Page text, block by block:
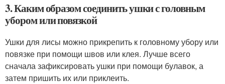
3. Каким образом соединить ушки с головным
убором или повязкой
Ушки для лисы можно прикрепить к головному убору или
повязке при помощи швов или клея. Лучше всего
сначала зафиксировать ушки при помощи булавок, а
затем пришить их или приклеить.